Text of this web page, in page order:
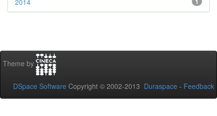
2014
Theme by
DSpace Software Copyright © 2002-2013 Duraspace - Feedback